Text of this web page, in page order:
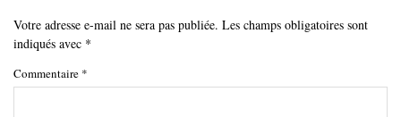
Votre adresse e-mail ne sera pas publiée. Les champs obligatoires sont
indiqués avec *
Commentaire *